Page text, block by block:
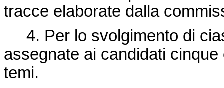
tracce elaborate dalla
4. Per lo svolgimento di
assegnate ai candidati
temi.